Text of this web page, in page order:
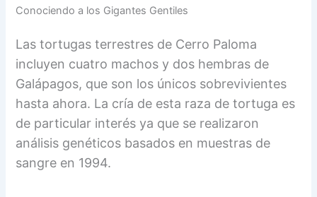
Conociendo a los Gigantes Gentiles
Las tortugas terrestres de Cerro Paloma
incluyen cuatro machos y dos hembras de
Galápagos, que son los únicos sobrevivientes
hasta ahora. La cría de esta raza de tortuga es
de particular interés ya que se realizaron
análisis genéticos basados en muestras de
sangre en 1994.